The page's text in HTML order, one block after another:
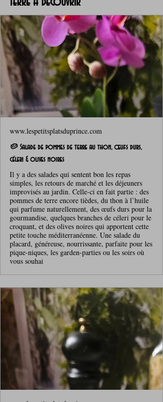
www.lespetitsplatsduprince.com
🥔 Salade de pommes de terre au thon, œufs durs,
céleri & olives noires
Il y a des salades qui sentent bon les repas
simples, les retours de marché et les déjeuners
improvisés au jardin. Celle‑ci en fait partie : des
pommes de terre encore tièdes, du thon à l’huile
qui parfume naturellement, des œufs durs pour la
gourmandise, quelques branches de céleri pour le
croquant, et des olives noires qui apportent cette
petite touche méditerranéenne. Une salade du
placard, généreuse, nourrissante, parfaite pour les
pique‑niques, les garden‑parties ou les soirs où
vous souhai